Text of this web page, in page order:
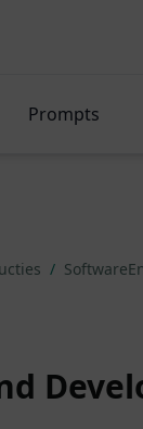
Prompts
/